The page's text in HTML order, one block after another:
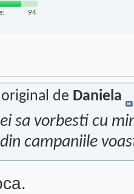
94
de Daniela
sa vorbesti cu
campaniile